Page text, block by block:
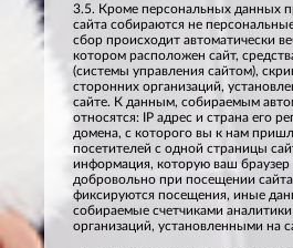
3.5. Кроме персональных данных
сайта собираются не
сбор происходит автоматически
котором расположен сайт,
(системы управления сайтом),
сторонних организаций,
сайте. К данным, собираемым
относятся: IP адрес и страна его
домена, с которого вы к нам
посетителей с одной страницы
информация, которую ваш браузер
добровольно при посещении
фиксируются посещения, иные
собираемые счетчиками
организаций, установленными на